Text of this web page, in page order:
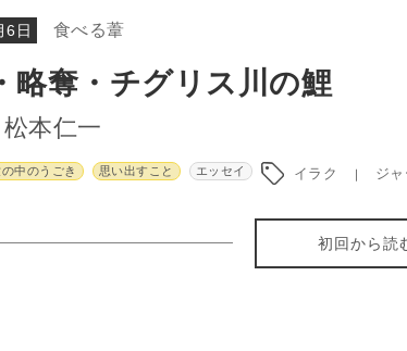
6日 食べる葦
略奪・チグリス川の鯉
松本仁一
中のうごき 思い出すこと エッセイ イラク ジ
初回から読